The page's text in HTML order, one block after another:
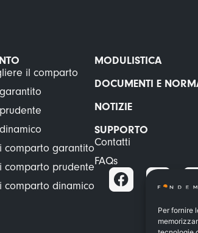
Per fornire
il comparto
comparto garantito
comparto prudente
comparto dinamico
MODULISTICA
DOCUMENTI E
NOTIZIE
SUPPORTO
Contatti
FAQs